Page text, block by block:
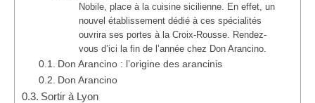
Nobile, place à la cuisine sicilienne. En effet, un
nouvel établissement dédié à ces spécialités
ouvrira ses portes à la Croix-Rousse. Rendez-
vous d’ici la fin de l’année chez Don Arancino.
Don Arancino : l’origine des arancinis
Don Arancino
Sortir à Lyon